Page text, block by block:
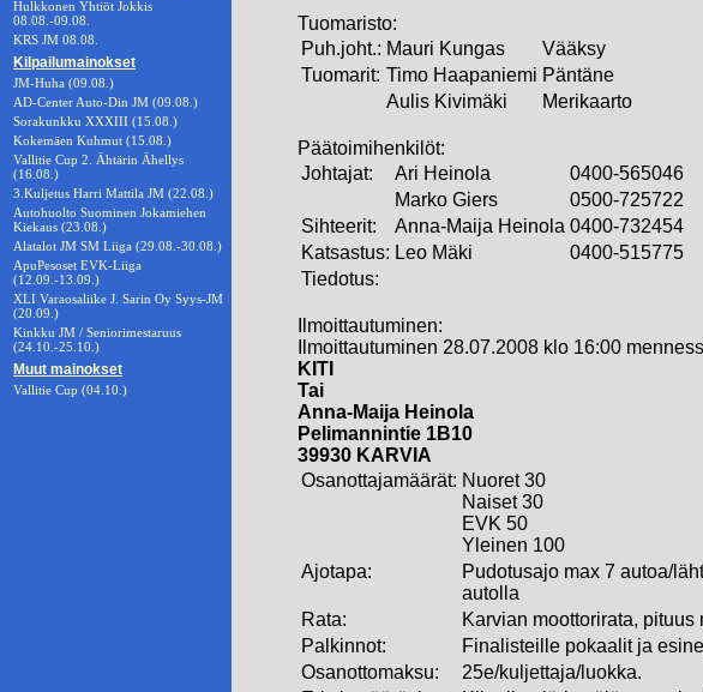
Hulkkonen Yhtiöt Jokkis
08.08.-09.08.
KRS JM 08.08.
Kilpailumainokset
JM-Huha (09.08.)
AD-Center Auto-Din JM (09.08.)
Sorakunkku XXXIII (15.08.)
Kokemäen Kuhmut (15.08.)
Vallitie Cup 2. Ähtärin Ähellys
(16.08.)
3.Kuljetus Harri Mattila JM (22.08.)
Autohuolto Suominen Jokamiehen
Kiekaus (23.08.)
Alatalot JM SM Liiga (29.08.-30.08.)
ApuPesoset EVK-Liiga
(12.09.-13.09.)
XLI Varaosaliike J. Sarin Oy Syys-JM
(20.09.)
Kinkku JM / Seniorimestaruus
(24.10.-25.10.)
Muut mainokset
Vallitie Cup (04.10.)
Tuomaristo:
Puh.joht.: Mauri Kungas
Vääksy
Tuomarit: Timo Haapaniemi Päntäne
Aulis Kivimäki
Merikaarto
Päätoimihenkilöt:
Johtajat:
Ari Heinola
0400-565046
Marko Giers
0500-725722
Sihteerit:
Anna-Maija Heinola 0400-732454
Katsastus: Leo Mäki
0400-515775
Tiedotus:
Ilmoittautuminen:
Ilmoittautuminen 28.07.2008 klo 16:00
KITI
Tai
Anna-Maija Heinola
Pelimannintie 1B10
39930 KARVIA
Osanottajamäärät: Nuoret 30
Naiset 30
EVK 50
Yleinen 100
Ajotapa:
Pudotusajo max 7 autoa/
autolla
Rata:
Karvian moottorirata, pituus
Palkinnot:
Finalisteille pokaalit ja
Osanottomaksu:
25e/kuljettaja/luokka.